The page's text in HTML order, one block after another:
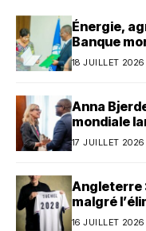
Énergie,
Banque
dollars au
18 JUILLET 2026
Anna
mondiale
avec le Bénin
17 JUILLET 2026
Angleterre
malgré
16 JUILLET 2026